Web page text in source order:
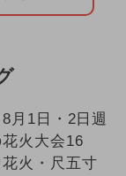
8月1日・2日週
火大会16
火・尺五寸